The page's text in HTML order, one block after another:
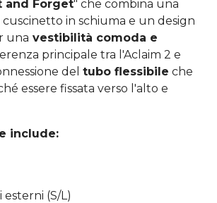
and Forget" che combina una
in schiuma e un design
una vestibilità comoda e
principale tra l'Aclaim 2 e
del tubo flessibile che
essere fissata verso l'alto e
include:
(S/L)